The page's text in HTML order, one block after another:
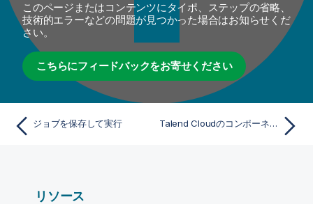
このページまたはコンテンツにタイポ、ステップの省略、
技術的エラーなどの問題が見つかった場合はお知らせくだ
さい。
こちらにフィードバックをお寄せください
ジョブを保存して実行 Talend Cloudのコンポーネント
リソース